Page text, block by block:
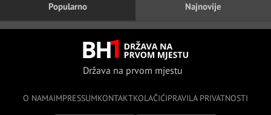
Popularno Najnovije
Država na prvom mjestu
O NAMAIMPRESSUMKONTAKTKOLAČIĆIPRAVILA PRIVATNOSTI